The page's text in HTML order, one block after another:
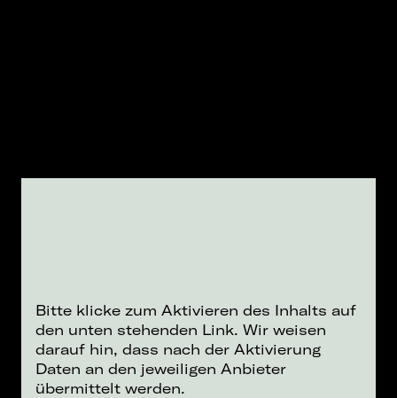
Bitte klicke zum Aktivieren des Inhalts auf
den unten stehenden Link. Wir weisen
darauf hin, dass nach der Aktivierung
Daten an den jeweiligen Anbieter
übermittelt werden.